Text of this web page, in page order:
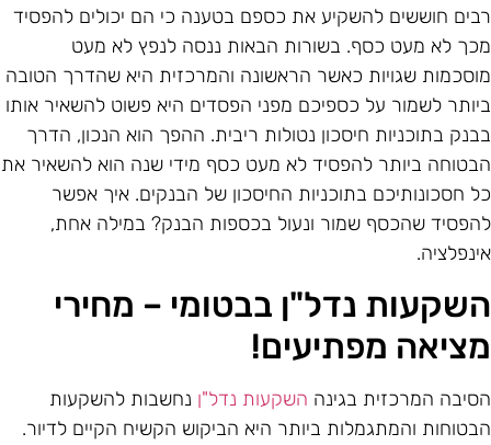
חוששים להשקיע את כספם בטענה כי הם יכולים להפסיד
לא מעט כסף. בשורות הבאות ננסה לנפץ לא מעט
שגויות כאשר הראשונה והמרכזית היא שהדרך הטובה
לשמור על כספיכם מפני הפסדים היא פשוט להשאיר אותו
בתוכניות חיסכון נטולות ריבית. ההפך הוא הנכון, הדרך
ביותר להפסיד לא מעט כסף מידי שנה הוא להשאיר את
חסכונותיכם בתוכניות החיסכון של הבנקים. איך אפשר
שהכסף שמור ונעול בכספות הבנק? במילה אחת,
נדל"ן בבטומי – מחירי
מפתיעים!
המרכזית בגינה השקעות נדל"ןנחשבות להשקעות
והמתגמלות ביותר היא הביקוש הקשיח הקיים לדיור.